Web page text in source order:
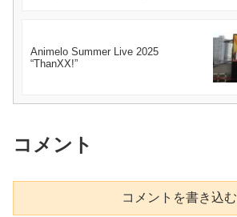
Animelo Summer Live 2025
“ThanXX!”
コメント
コメントを書き込む